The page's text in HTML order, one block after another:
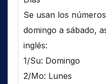
Se usan los
domingo a sábado,
inglés:
1/Su: Domingo
2/Mo: Lunes